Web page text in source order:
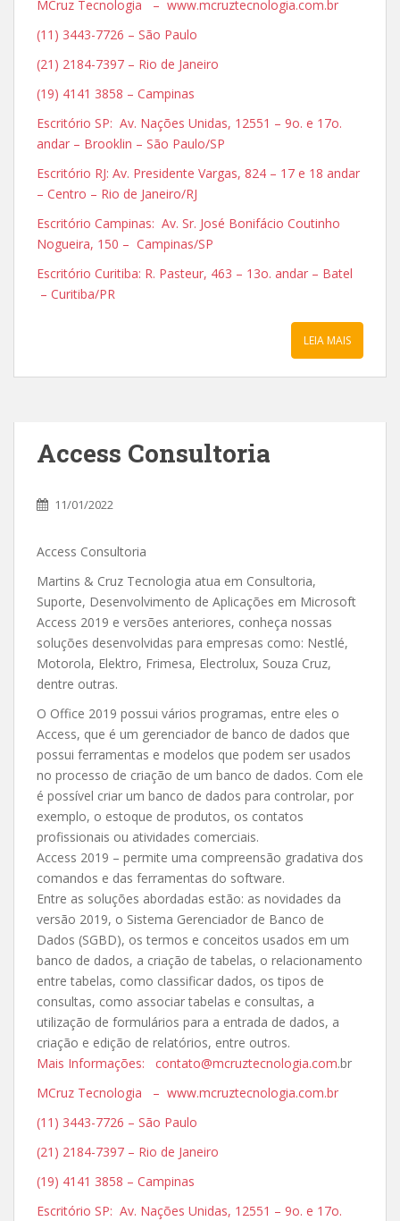
MCruz Tecnologia – www.mcruztecnologia.com.br
(11) 3443-7726 – São Paulo
(21) 2184-7397 – Rio de Janeiro
(19) 4141 3858 – Campinas
Escritório SP: Av. Nações Unidas, 12551 – 9o. e 17o.
andar – Brooklin – São Paulo/SP
Escritório RJ: Av. Presidente Vargas, 824 – 17 e 18 andar
– Centro – Rio de Janeiro/RJ
Escritório Campinas: Av. Sr. José Bonifácio Coutinho
Nogueira, 150 – Campinas/SP
Escritório Curitiba: R. Pasteur, 463 – 13o. andar – Batel
– Curitiba/PR
LEIA MAIS
Access Consultoria
11/01/2022
Access Consultoria
Martins & Cruz Tecnologia atua em Consultoria,
Suporte, Desenvolvimento de Aplicações em Microsoft
Access 2019 e versões anteriores, conheça nossas
soluções desenvolvidas para empresas como: Nestlé,
Motorola, Elektro, Frimesa, Electrolux, Souza Cruz,
dentre outras.
O Office 2019 possui vários programas, entre eles o
Access, que é um gerenciador de banco de dados que
possui ferramentas e modelos que podem ser usados
no processo de criação de um banco de dados. Com ele
é possível criar um banco de dados para controlar, por
exemplo, o estoque de produtos, os contatos
profissionais ou atividades comerciais.
Access 2019 – permite uma compreensão gradativa dos
comandos e das ferramentas do software.
Entre as soluções abordadas estão: as novidades da
versão 2019, o Sistema Gerenciador de Banco de
Dados (SGBD), os termos e conceitos usados em um
banco de dados, a criação de tabelas, o relacionamento
entre tabelas, como classificar dados, os tipos de
consultas, como associar tabelas e consultas, a
utilização de formulários para a entrada de dados, a
criação e edição de relatórios, entre outros.
Mais Informações: contato@mcruztecnologia.com.br
MCruz Tecnologia – www.mcruztecnologia.com.br
(11) 3443-7726 – São Paulo
(21) 2184-7397 – Rio de Janeiro
(19) 4141 3858 – Campinas
Escritório SP: Av. Nações Unidas, 12551 – 9o. e 17o.